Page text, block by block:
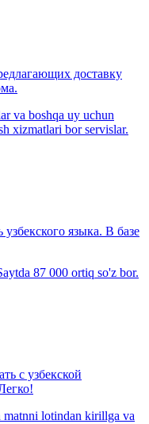
доставку
va boshqa uy uchun
xizmatlari bor servislar.
языка. В базе
87 000 ortiq so'z bor.
с узбекской
lotindan kirillga va